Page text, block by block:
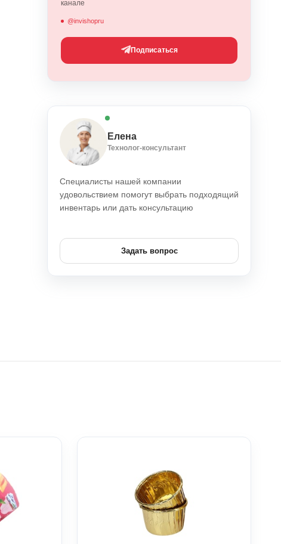
канале
@invishopru
Подписаться
Елена
Технолог-консультант
Специалисты нашей компании
удовольствием помогут выбрать подходящий
инвентарь или дать консультацию
Задать вопрос